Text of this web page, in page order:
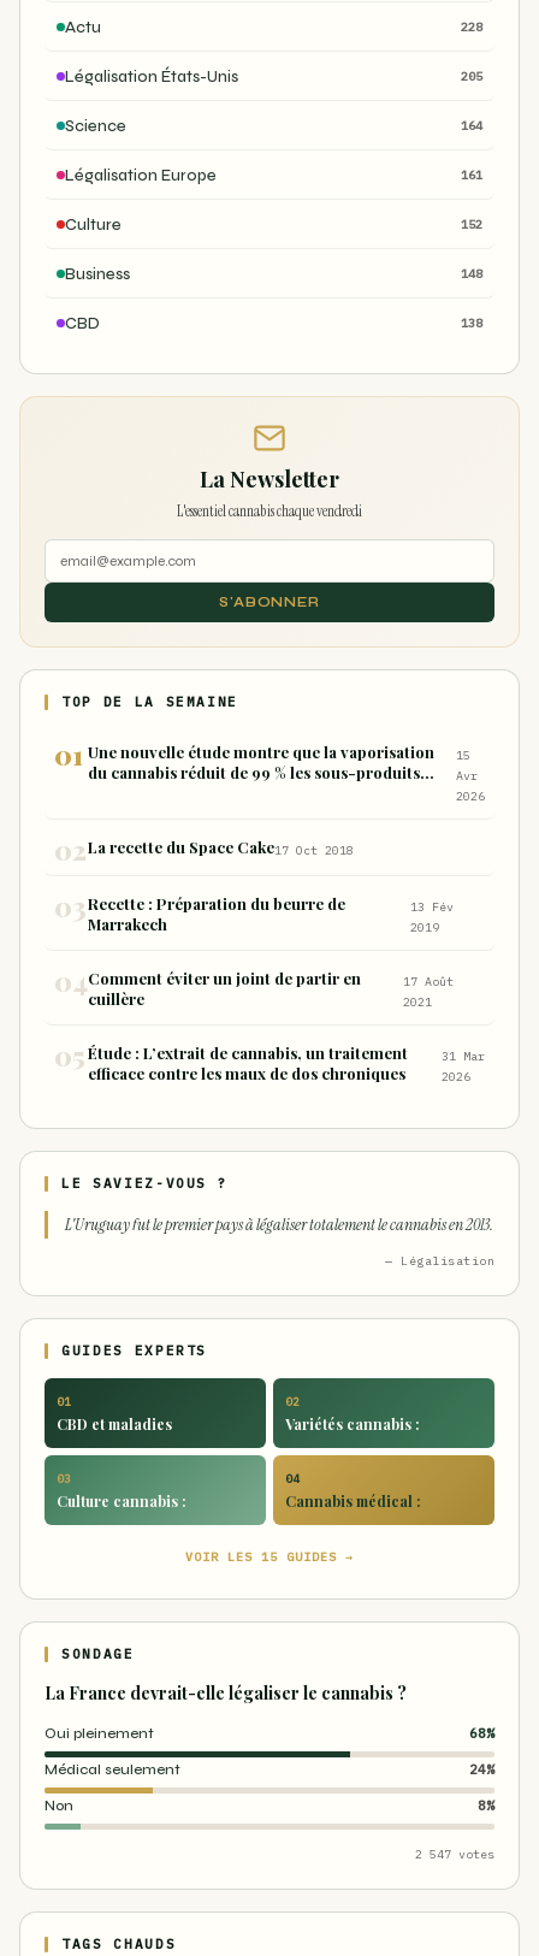
Actu 228
Légalisation États-Unis 205
Science 164
Légalisation Europe 161
Culture 152
Business 148
CBD 138
La Newsletter
L'essentiel cannabis chaque vendredi
S'ABONNER
TOP DE LA SEMAINE
Une nouvelle étude montre que la vaporisation
du cannabis réduit de 99 % les sous-produits
15
Avr
2026
La recette du Space Cake17 Oct 2018
Recette : Préparation du beurre de
Marrakech
13 Fév
2019
Comment éviter un joint de partir en
cuillère
17 Août
2021
Étude : L’extrait de cannabis, un traitement
efficace contre les maux de dos chroniques
31 Mar
2026
LE SAVIEZ-VOUS ?
L'Uruguay fut le premier pays à légaliser totalement le cannabis en 2013.
— Légalisation
GUIDES EXPERTS
01
CBD et maladies
02
Variétés cannabis :
03
Culture cannabis :
04
Cannabis médical :
VOIR LES 15 GUIDES →
SONDAGE
La France devrait-elle légaliser le cannabis ?
Oui pleinement 68%
Médical seulement 24%
Non 8%
2 547 votes
TAGS CHAUDS